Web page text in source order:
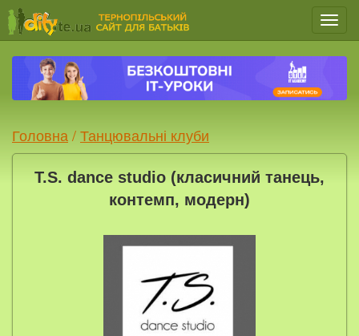
Меню
Головна /Танцювальні клуби
T.S. dance studio (класичний танець,
контемп, модерн)